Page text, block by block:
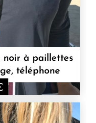
noir à paillettes
téléphone